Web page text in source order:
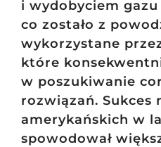
i wydobyciem gazu
co zostało z
wykorzystane
które
w poszukiwanie
rozwiązań. Sukces
amerykańskich w
spowodował